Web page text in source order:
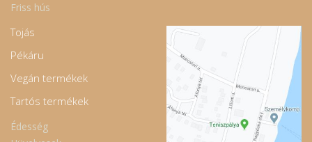
Friss hús
Tojás
Pékáru
Vegán termékek
Tartós termékek
Édesség